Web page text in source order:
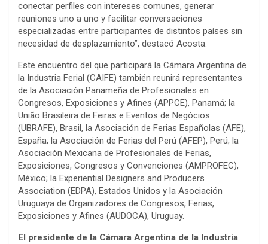
conectar perfiles con intereses comunes, generar
reuniones uno a uno y facilitar conversaciones
especializadas entre participantes de distintos países sin
necesidad de desplazamiento”, destacó Acosta.
Este encuentro del que participará la Cámara Argentina de
la Industria Ferial (CAIFE) también reunirá representantes
de la Asociación Panameña de Profesionales en
Congresos, Exposiciones y Afines (APPCE), Panamá; la
União Brasileira de Feiras e Eventos de Negócios
(UBRAFE), Brasil, la Asociación de Ferias Españolas (AFE),
España; la Asociación de Ferias del Perú (AFEP), Perú; la
Asociación Mexicana de Profesionales de Ferias,
Exposiciones, Congresos y Convenciones (AMPROFEC),
México; la Experiential Designers and Producers
Association (EDPA), Estados Unidos y la Asociación
Uruguaya de Organizadores de Congresos, Ferias,
Exposiciones y Afines (AUDOCA), Uruguay.
El presidente de la Cámara Argentina de la Industria